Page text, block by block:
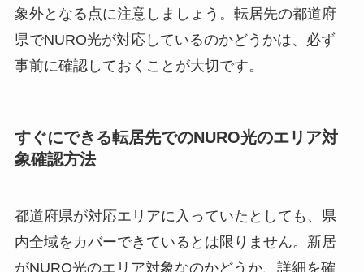
象外となる点に注意しましょう。転居先の都道府
県でNURO光が対応しているのかどうかは、必ず
事前に確認しておくことが大切です。
すぐにできる転居先でのNURO光のエリア対
象確認方法
都道府県が対応エリアに入っていたとしても、県
内全域をカバーできているとは限りません。新居
がNURO光のエリア対象なのかどうか、詳細を確